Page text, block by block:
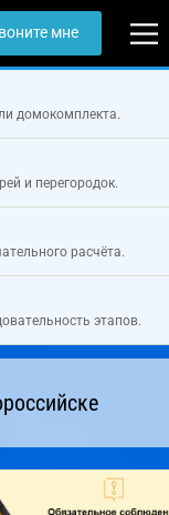
мне
домокомплекта.
и перегородок.
расчёта.
этапов.